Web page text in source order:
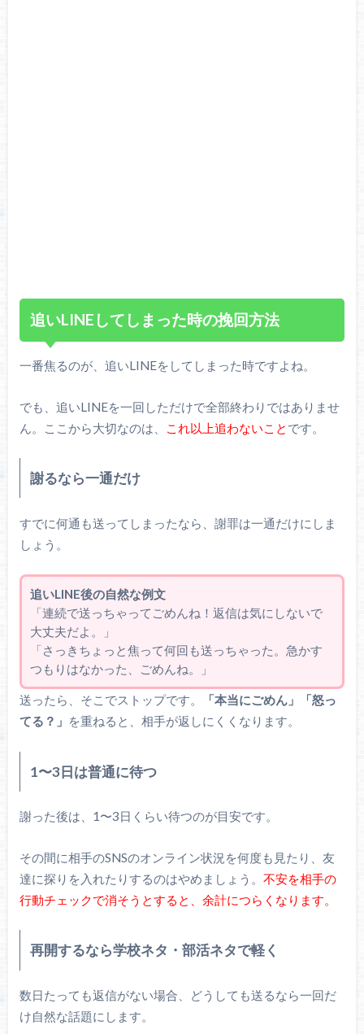
追いLINEしてしまった時の挽回方法
一番焦るのが、追いLINEをしてしまった時ですよね。
でも、追いLINEを一回しただけで全部終わりではありませ
ん。ここから大切なのは、
これ以上追わないこと です。
謝るなら一通だけ
すでに何通も送ってしまったなら、謝罪は一通だけにしま
しょう。
追いLINE後の自然な例文
「連続で送っちゃってごめんね！返信は気にしないで
大丈夫だよ。」
「さっきちょっと焦って何回も送っちゃった。急かす
つもりはなかった、ごめんね。」
送ったら、そこでストップです。
「本当にごめん」「怒っ
てる？」 を重ねると、相手が返しにくくなります。
1〜3日は普通に待つ
謝った後は、1〜3日くらい待つのが目安です。
その間に相手のSNSのオンライン状況を何度も見たり、友
達に探りを入れたりするのはやめましょう。 不安を相手の
行動チェックで消そうとすると、余計につらくなります。
再開するなら学校ネタ・部活ネタで軽く
数日たっても返信がない場合、どうしても送るなら一回だ
け自然な話題にします。